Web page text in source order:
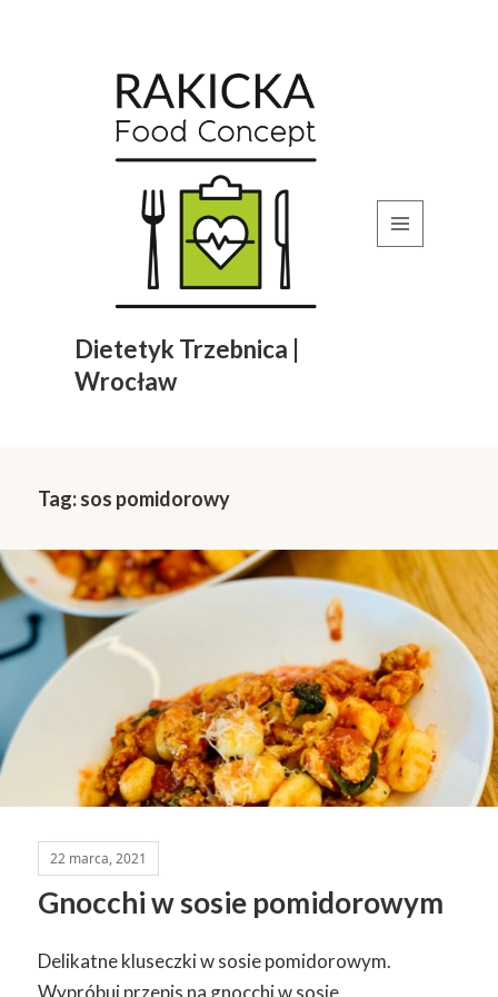
Dietetyk Trzebnica |
Wrocław
Tag:sos pomidorowy
22 marca, 2021
Gnocchi w sosie pomidorowym
Delikatne kluseczki w sosie pomidorowym.
Wypróbuj przepis na gnocchi w sosie